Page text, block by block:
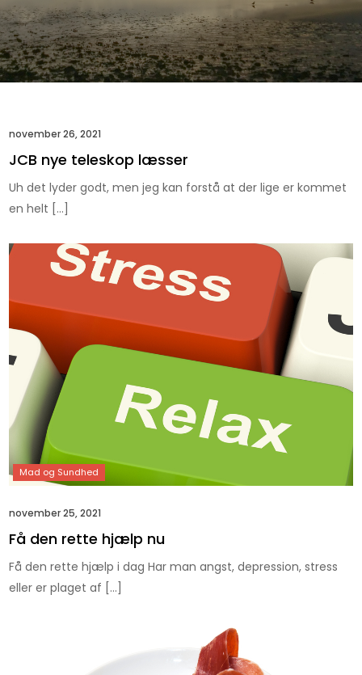
november 26, 2021
JCB nye teleskop læsser
Uh det lyder godt, men jeg kan forstå at der lige er kommet
en helt […]
november 25, 2021
Få den rette hjælp nu
Få den rette hjælp i dag Har man angst, depression, stress
eller er plaget af […]